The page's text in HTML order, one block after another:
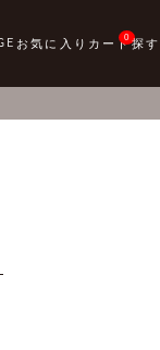
0